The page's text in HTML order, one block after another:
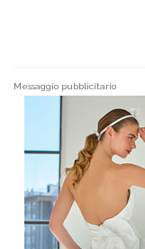
Messaggio pubblicitario